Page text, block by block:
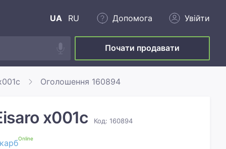
UA RU Допомога Увійти
Почати продавати
Оголошення 160894
x001c Код: 160894
Online